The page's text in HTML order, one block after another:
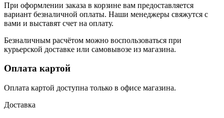
При оформлении заказа в корзине вам предоставляется
вариант безналичной оплаты. Наши менеджеры свяжутся с
вами и выставят счет на оплату.
Безналичным расчётом можно воспользоваться при
курьерской доставке или самовывозе из магазина.
Оплата картой
Оплата картой доступна только в офисе магазина.
Доставка